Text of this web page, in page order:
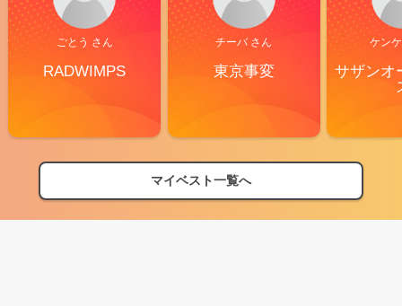
ごとう さん
RADWIMPS
チーバ さん
東京事変
ケン
サザンオ
マイベスト一覧へ